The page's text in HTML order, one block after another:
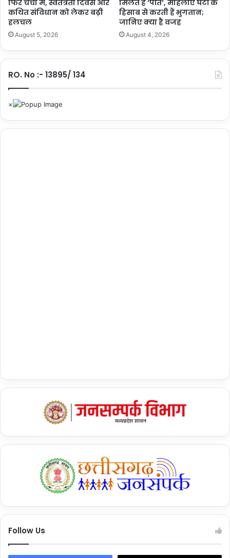
का
न
पु
त्रा
से
धो
खे
की
पू
फिर चर्चा में, स्वतंत्रता दिवस और
कथित संविधान को लेकर बढ़ी
हलचल
August 5, 2026
मिलते हैं ‘पति’, महिलाएं घंटों के
हिसाब से करती हैं भुगतान;
जानिए क्या है वजह
August 4, 2026
RO. No :- 13895/ 134
Follow Us